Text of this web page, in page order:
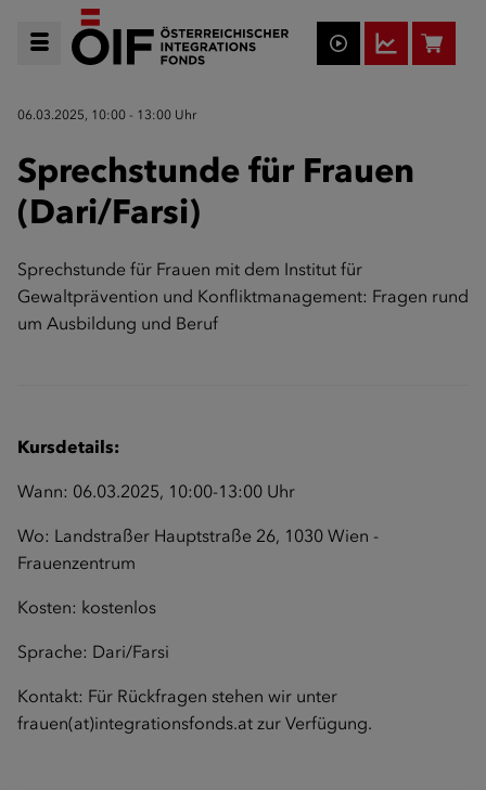
06.03.2025, 10:00 - 13:00 Uhr
Sprechstunde für Frauen
(Dari/Farsi)
Sprechstunde für Frauen mit dem Institut für
Gewaltprävention und Konfliktmanagement: Fragen rund
um Ausbildung und Beruf
Kursdetails:
Wann: 06.03.2025, 10:00-13:00 Uhr
Wo: Landstraßer Hauptstraße 26, 1030 Wien -
Frauenzentrum
Kosten: kostenlos
Sprache: Dari/Farsi
Kontakt: Für Rückfragen stehen wir unter
frauen(at)integrationsfonds.at zur Verfügung.